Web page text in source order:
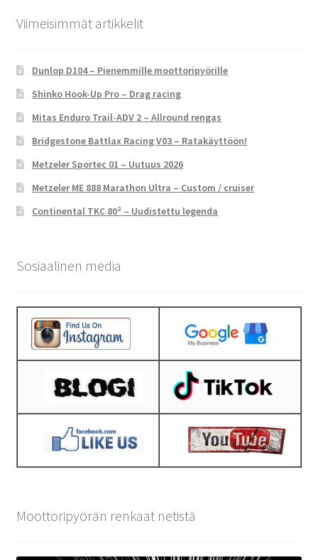
Viimeisimmät artikkelit
Dunlop D104 – Pienemmille moottoripyörille
Shinko Hook-Up Pro – Drag racing
Mitas Enduro Trail-ADV 2 – Allround rengas
Bridgestone Battlax Racing V03 – Ratakäyttöön!
Metzeler Sportec 01 – Uutuus 2026
Metzeler ME 888 Marathon Ultra – Custom / cruiser
Continental TKC 80² – Uudistettu legenda
Sosiaalinen media
Moottoripyörän renkaat netistä